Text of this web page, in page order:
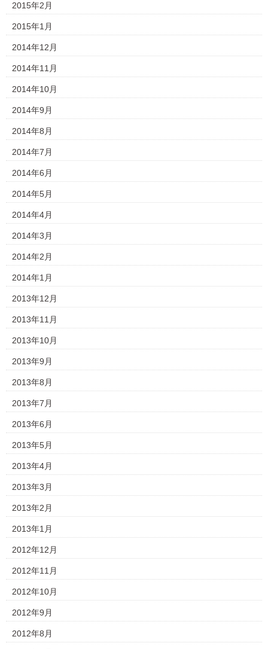
2015年2月
2015年1月
2014年12月
2014年11月
2014年10月
2014年9月
2014年8月
2014年7月
2014年6月
2014年5月
2014年4月
2014年3月
2014年2月
2014年1月
2013年12月
2013年11月
2013年10月
2013年9月
2013年8月
2013年7月
2013年6月
2013年5月
2013年4月
2013年3月
2013年2月
2013年1月
2012年12月
2012年11月
2012年10月
2012年9月
2012年8月